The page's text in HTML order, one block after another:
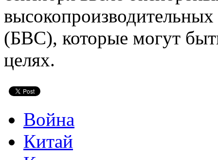
(БВС), которые могут
целях.
Война
Китай